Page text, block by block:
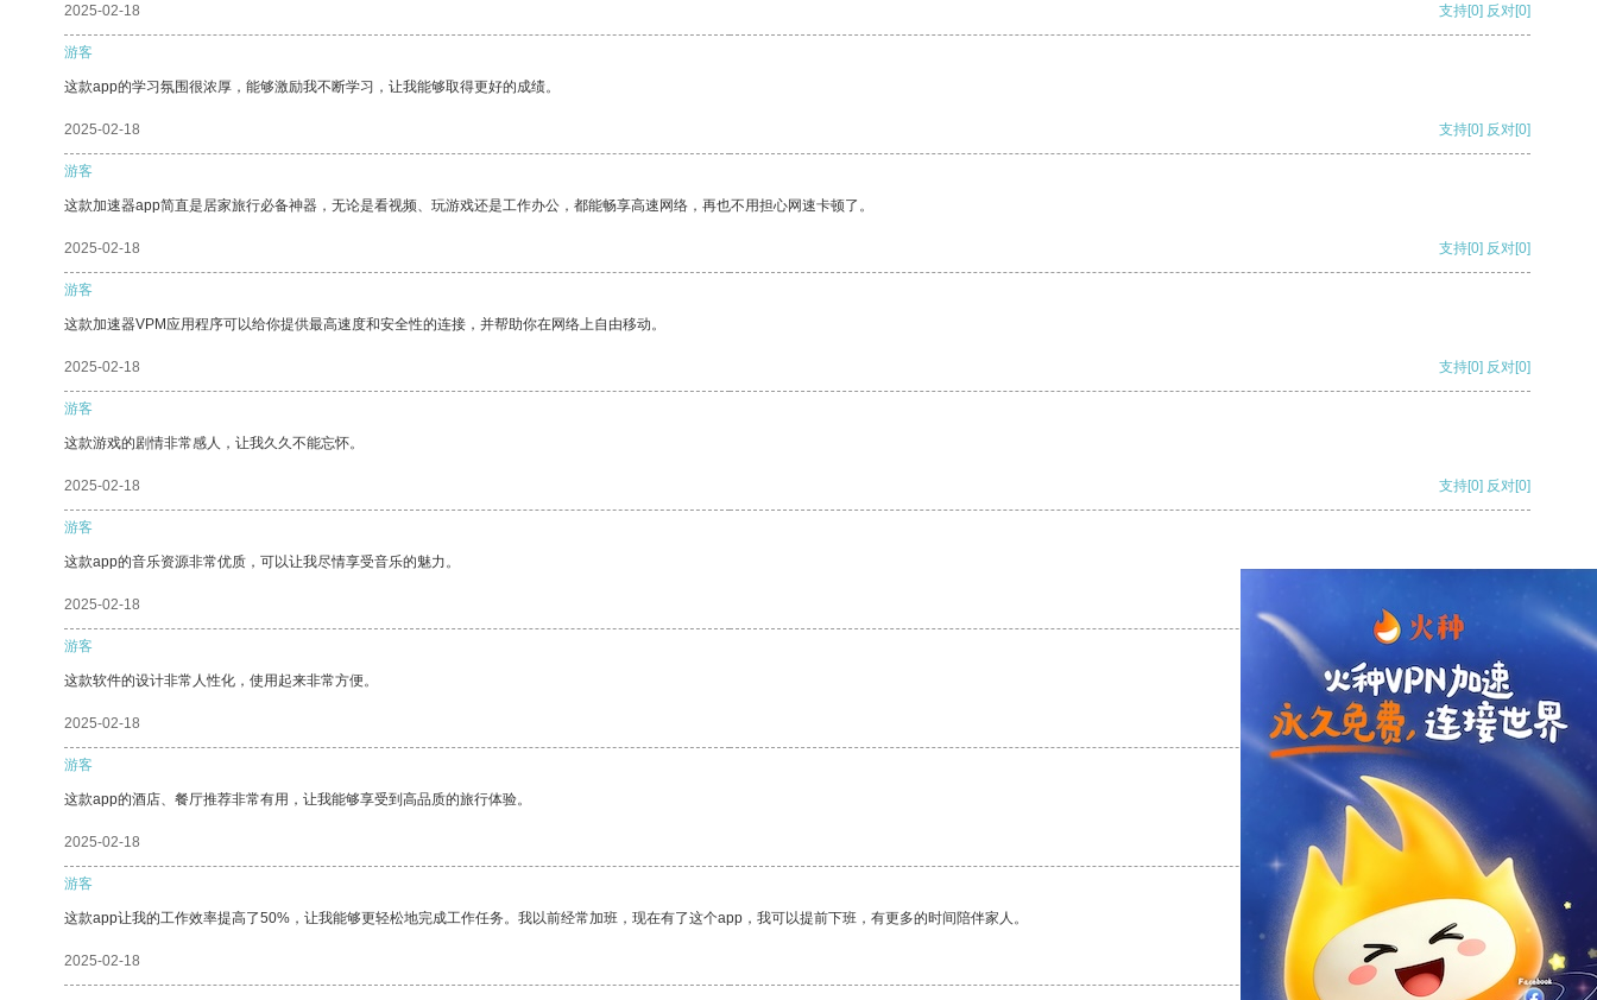
2025-02-18 支持[0] 反对[0]
游客
这款app的学习氛围很浓厚，能够激励我不断学习，让我能够取得更好的成绩。
2025-02-18 支持[0] 反对[0]
游客
这款加速器app简直是居家旅行必备神器，无论是看视频、玩游戏还是工作办公，都能畅享高速网络，再也不用担心网速卡顿了。
2025-02-18 支持[0] 反对[0]
游客
这款加速器VPM应用程序可以给你提供最高速度和安全性的连接，并帮助你在网络上自由移动。
2025-02-18 支持[0] 反对[0]
游客
这款游戏的剧情非常感人，让我久久不能忘怀。
2025-02-18 支持[0] 反对[0]
游客
这款app的音乐资源非常优质，可以让我尽情享受音乐的魅力。
2025-02-18
游客
这款软件的设计非常人性化，使用起来非常方便。
2025-02-18 支持 [0] 反对[0]
游客
这款app的酒店、餐厅推荐非常有用，让我能够享受到高品质的旅行体验。
2025-02-18 支持[0] 反对
游客
这款app让我的工作效率提高了50%，让我能够更轻松地完成工作任务。我以前经常加班，现在有了这个app，我可以提前下班，有更多的时间陪伴家人。
2025-02-18 支持[0] 反对[0]